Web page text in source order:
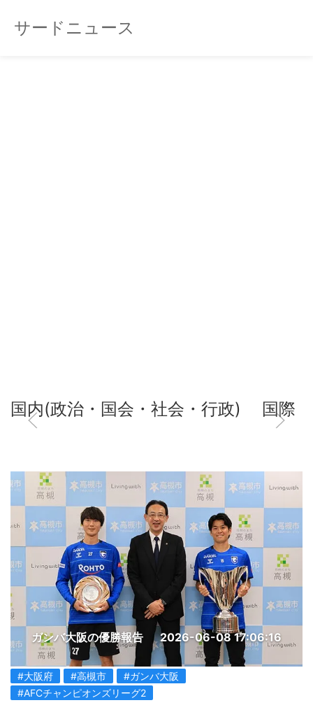
サードニュース
国内(政治・国会・社会・行政) 国際
ガンバ大阪の優勝報告 2026-06-08 17:06:16
#大阪府 #高槻市
#ガンバ大阪
#AFCチャンピオンズリーグ2